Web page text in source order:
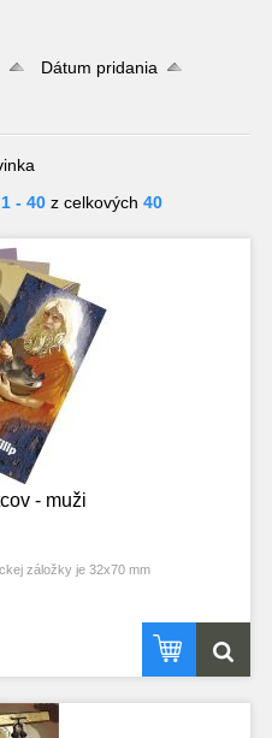
Dátum pridania
1 - 40 z celkových 40
- muži
záložky je 32x70 mm